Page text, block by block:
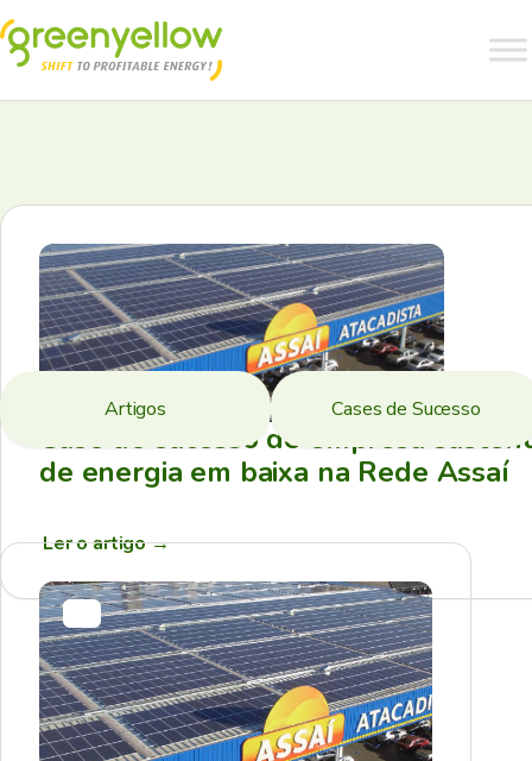
Case de sucesso de empresa
de energia em baixa na Rede Assaí
Ler o artigo→
Artigos Cases de Sucesso